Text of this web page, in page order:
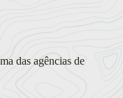
das agências de